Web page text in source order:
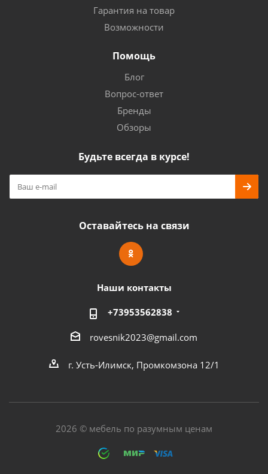
Гарантия на товар
Возможности
Помощь
Блог
Вопрос-ответ
Бренды
Обзоры
Будьте всегда в курсе!
Оставайтесь на связи
Наши контакты
+73953562838
rovesnik2023@gmail.com
г. Усть-Илимск, Промкомзона 12/1
2026 © мебель по разумным ценам